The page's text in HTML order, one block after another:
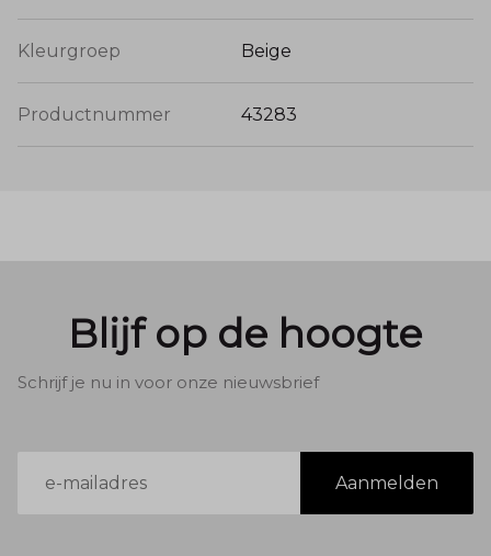
Kleurgroep Beige
Productnummer 43283
Blijf op de hoogte
Schrijf je nu in voor onze nieuwsbrief
mailadres
Aanmelden